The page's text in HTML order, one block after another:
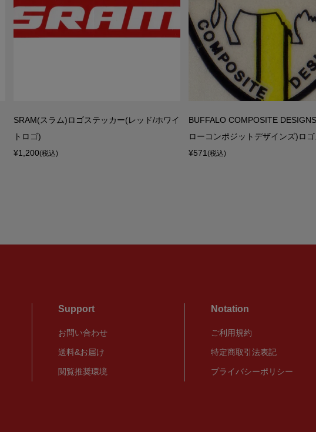
SRAM(スラム)ロゴステッカー(レッド/ホワイ
トロゴ)
¥1,200(税込)
BUFFALO COMPOSITE
ローコンポジットデザインズ)ロ
¥571(税込)
Support
お問い合わせ
送料&お届け
閲覧推奨環境
Notation
ご利用規約
特定商取引法表記
プライバシーポリシー